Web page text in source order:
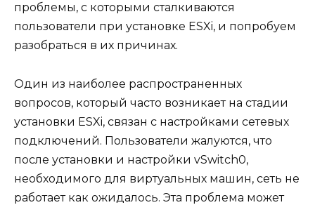
проблемы, с которыми сталкиваются
пользователи при установке ESXi, и попробуем
разобраться в их причинах.
Один из наиболее распространенных
вопросов, который часто возникает на стадии
установки ESXi, связан с настройками сетевых
подключений. Пользователи жалуются, что
после установки и настройки vSwitch0,
необходимого для виртуальных машин, сеть не
работает как ожидалось. Эта проблема может